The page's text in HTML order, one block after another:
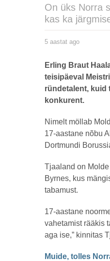
On üks Norra
kas ka
by
henryl
5 aastat ago
s
t
a
a
g
o
Erling Braut
teisipäeval
ründetalent, kuid
konkurent.
Nimelt möllab
17-aastane nõbu
Dortmundi
Tjaaland on
Byrnes, kus
tabamust.
17-aastane
vahetamist rääkis
aga ise,” kinnitas
Muide, tolles